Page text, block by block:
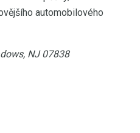
automobilového
NJ 07838